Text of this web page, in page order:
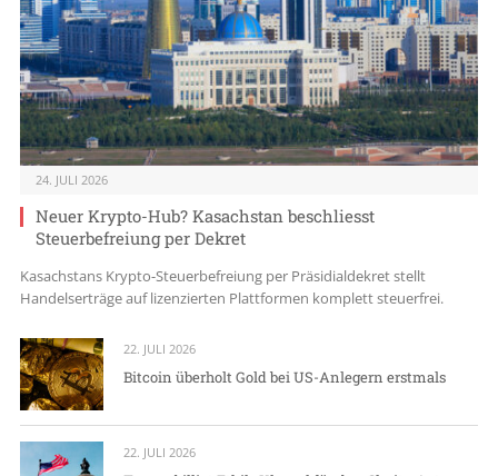
24. JULI 2026
Neuer Krypto-Hub? Kasachstan beschliesst
Steuerbefreiung per Dekret
Kasachstans Krypto-Steuerbefreiung per Präsidialdekret stellt
Handelserträge auf lizenzierten Plattformen komplett steuerfrei.
22. JULI 2026
Bitcoin überholt Gold bei US-Anlegern erstmals
22. JULI 2026